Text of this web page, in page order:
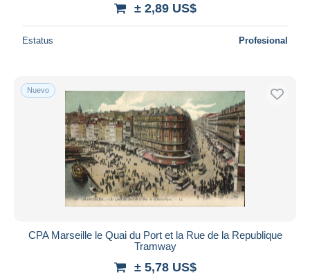
± 2,89 US$
Estatus Profesional
Nuevo
CPA Marseille le Quai du Port et la Rue de la Republique
Tramway
± 5,78 US$